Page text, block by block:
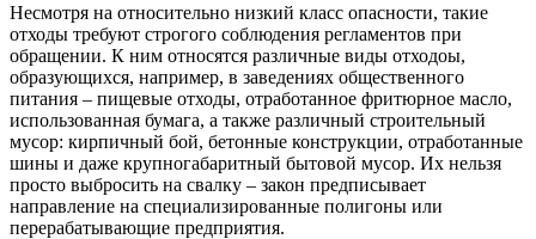
Несмотря на относительно низкий класс опасности, такие
отходы требуют строгого соблюдения регламентов при
обращении. К ним относятся различные виды отходоы,
образующихся, например, в заведениях общественного
питания – пищевые отходы, отработанное фритюрное масло,
использованная бумага, а также различный строительный
мусор: кирпичный бой, бетонные конструкции, отработанные
шины и даже крупногабаритный бытовой мусор. Их нельзя
просто выбросить на свалку – закон предписывает
направление на специализированные полигоны или
перерабатывающие предприятия.